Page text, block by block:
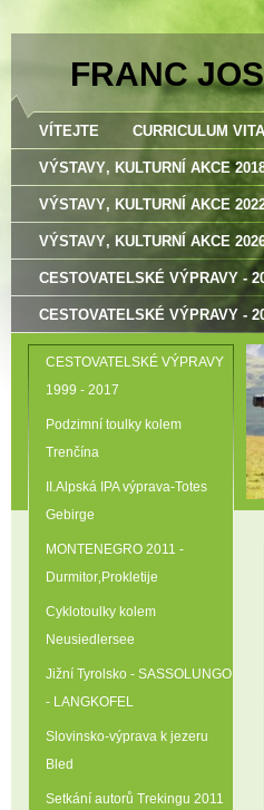
FRANC
VÍTEJTE CURRICULUM
VÝSTAVY‚ KULTURNÍ AKCE
VÝSTAVY‚ KULTURNÍ AKCE
VÝSTAVY‚ KULTURNÍ AKCE
CESTOVATELSKÉ VÝPRAVY -
CESTOVATELSKÉ VÝPRAVY -
CESTOVATELSKÉ VÝPRAVY
1999 - 2017
Podzimní toulky kolem
Trenčína
II.Alpská IPA výprava-Totes
Gebirge
MONTENEGRO 2011 -
Durmitor‚Prokletije
Cyklotoulky kolem
Neusiedlersee
Jižní Tyrolsko - SASSOLUNGO
- LANGKOFEL
Slovinsko-výprava k jezeru
Bled
Setkání autorů Trekingu 2011